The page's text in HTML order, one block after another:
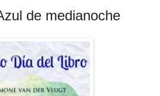
de medianoche